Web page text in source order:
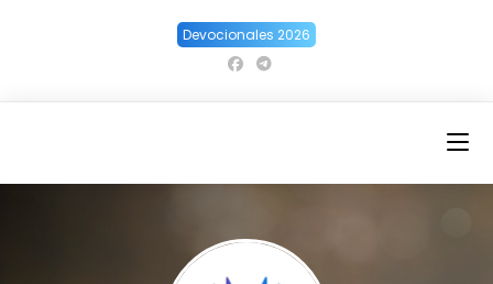
Devocionales 2026